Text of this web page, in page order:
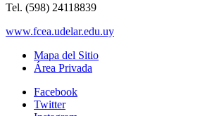
Tel. (598) 24118839
www.fcea.udelar.edu.uy
Mapa del Sitio
Área Privada
Facebook
Twitter